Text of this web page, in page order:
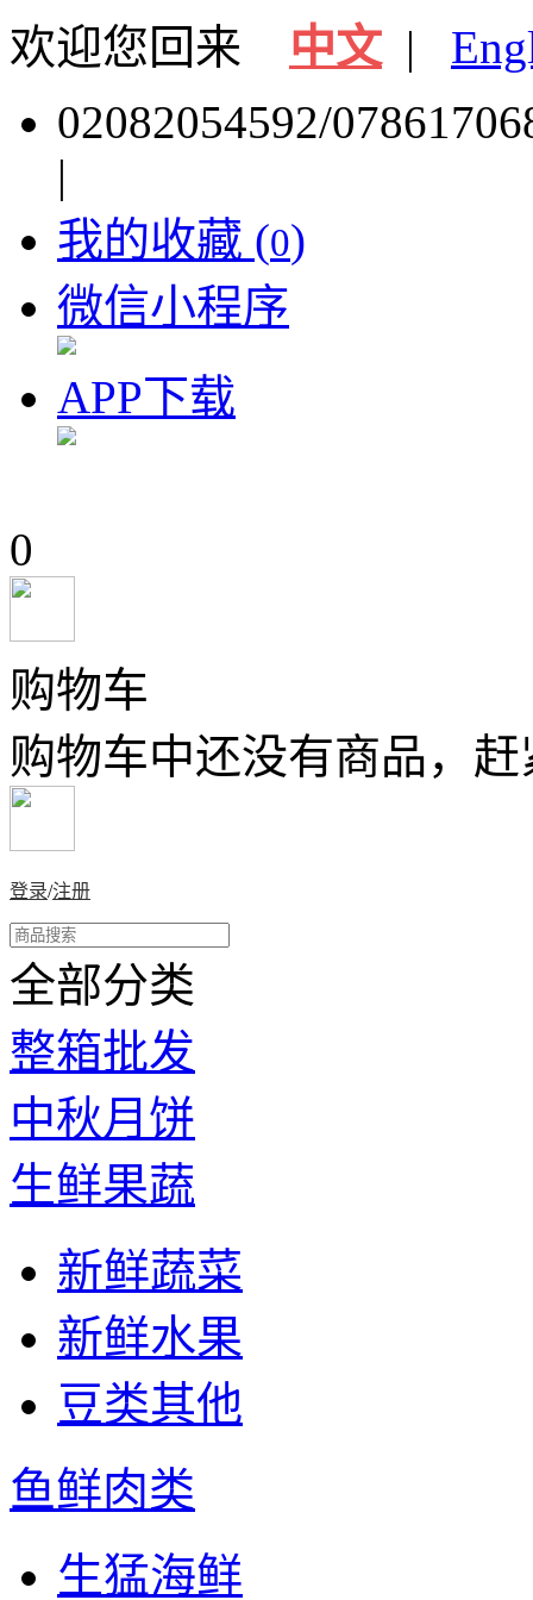
欢迎您回来 中文 |
02082054592/
|
我的收藏 (0)
微信小程序
APP下载
0
购物车
购物车中还没有商品，
登录/注册
全部分类
整箱批发
中秋月饼
生鲜果蔬
新鲜蔬菜
新鲜水果
豆类其他
鱼鲜肉类
生猛海鲜